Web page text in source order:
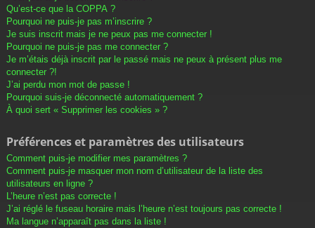
Qu’est-ce que la COPPA ?
Pourquoi ne puis-je pas m’inscrire ?
Je suis inscrit mais je ne peux pas me connecter !
Pourquoi ne puis-je pas me connecter ?
Je m’étais déjà inscrit par le passé mais ne peux à présent plus me
connecter ?!
J’ai perdu mon mot de passe !
Pourquoi suis-je déconnecté automatiquement ?
À quoi sert « Supprimer les cookies » ?
Préférences et paramètres des utilisateurs
Comment puis-je modifier mes paramètres ?
Comment puis-je masquer mon nom d’utilisateur de la liste des
utilisateurs en ligne ?
L’heure n’est pas correcte !
J’ai réglé le fuseau horaire mais l’heure n’est toujours pas correcte !
Ma langue n’apparaît pas dans la liste !